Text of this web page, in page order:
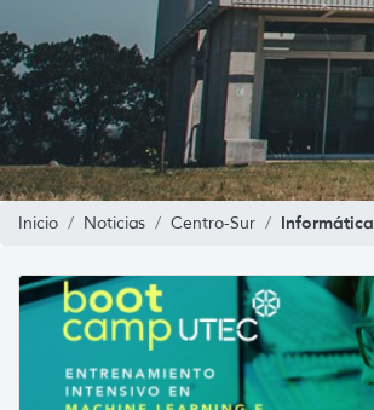
Inicio Noticias Centro-Sur Informática